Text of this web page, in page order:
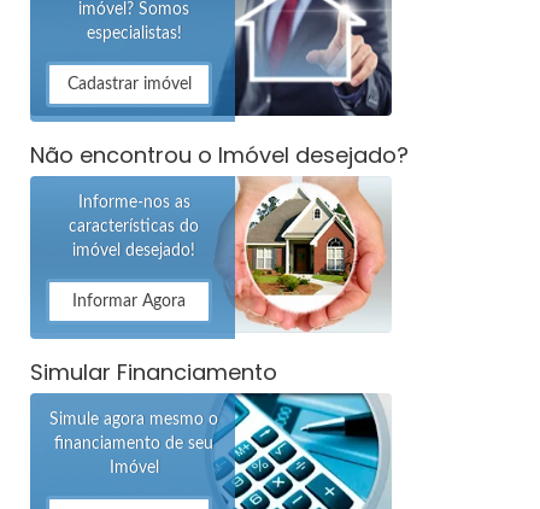
imóvel? Somos
especialistas!
Cadastrar imóvel
Não encontrou o Imóvel desejado?
Informe-nos as
características do
imóvel desejado!
Informar Agora
Simular Financiamento
Simule agora mesmo o
financiamento de seu
Imóvel